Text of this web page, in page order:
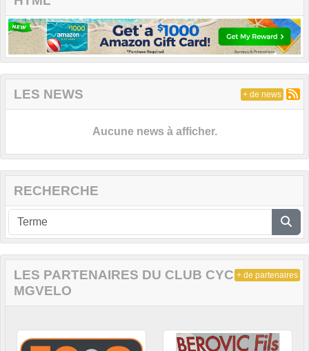
LES NEWS
Aucune news à afficher.
+ de news
RECHERCHE
LES PARTENAIRES DU CLUB CYCLISTE DE
MGVELO
+ de partenaires